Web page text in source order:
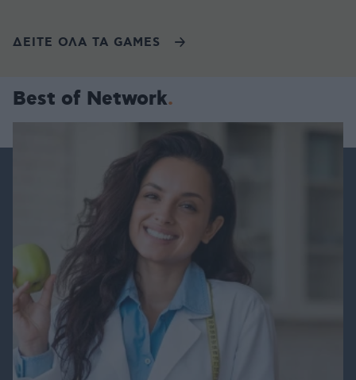
ΔΕΙΤΕ ΟΛΑ ΤΑ GAMES
Best of Network